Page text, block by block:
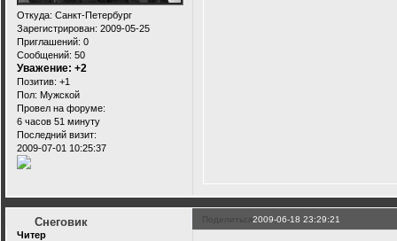
Откуда: Санкт-Петербург
Зарегистрирован: 2009-05-25
Приглашений: 0
Сообщений: 50
Уважение: +2
Позитив: +1
Пол: Мужской
Провел на форуме:
6 часов 51 минуту
Последний визит:
2009-07-01 10:25:37
Поделиться2009-06-18 23:29:21
Снеговик
Читер